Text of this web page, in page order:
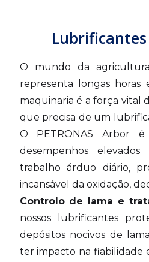
O mundo da
representa longas horas
maquinaria é a força vital
que precisa de um
O PETRONAS Arbor
desempenhos
trabalho árduo diário,
incansável da oxidação,
Controlo de lama e
nossos lubrificantes
depósitos nocivos de
ter impacto na fiabilidade